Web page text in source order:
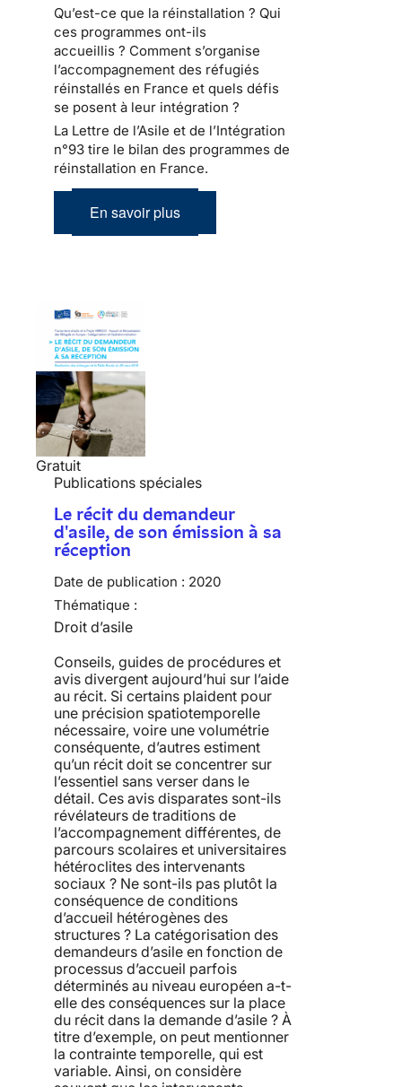
Qu’est-ce que la réinstallation ? Qui
ces programmes ont-ils
accueillis ? Comment s’organise
l’accompagnement des réfugiés
réinstallés en France et quels défis
se posent à leur intégration ?
La Lettre de l’Asile et de l’Intégration
n°93 tire le bilan des programmes de
réinstallation en France.
En savoir plus
Gratuit
Publications spéciales
Le récit du demandeur
d'asile, de son émission à sa
réception
Date de publication : 2020
Thématique :
Droit d’asile
Conseils, guides de procédures et
avis divergent aujourd’hui sur l’aide
au récit. Si certains plaident pour
une précision spatiotemporelle
nécessaire, voire une volumétrie
conséquente, d’autres estiment
qu’un récit doit se concentrer sur
l’essentiel sans verser dans le
détail. Ces avis disparates sont-ils
révélateurs de traditions de
l’accompagnement différentes, de
parcours scolaires et universitaires
hétéroclites des intervenants
sociaux ? Ne sont-ils pas plutôt la
conséquence de conditions
d’accueil hétérogènes des
structures ? La catégorisation des
demandeurs d’asile en fonction de
processus d’accueil parfois
déterminés au niveau européen a-t-
elle des conséquences sur la place
du récit dans la demande d’asile ? À
titre d’exemple, on peut mentionner
la contrainte temporelle, qui est
variable. Ainsi, on considère